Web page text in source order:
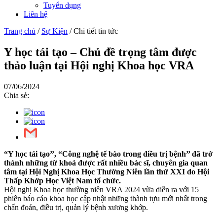
Tuyển dụng
Liên hệ
Trang chủ / Sự Kiện /Chi tiết tin tức
Y học tái tạo – Chủ đề trọng tâm được
thảo luận tại Hội nghị Khoa học VRA
07/06/2024
Chia sẻ:
“Y học tái tạo’’, “Công nghệ tế bào trong điều trị bệnh’’ đã trở
thành những từ khoá được rất nhiều bác sĩ, chuyên gia quan
tâm tại Hội Nghị Khoa Học Thường Niên lần thứ XXI do Hội
Thấp Khớp Học Việt Nam tổ chức.
Hội nghị Khoa học thường niên VRA 2024 vừa diễn ra với 15
phiên báo cáo khoa học cập nhật những thành tựu mới nhất trong
chẩn đoán, điều trị, quản lý bệnh xương khớp.